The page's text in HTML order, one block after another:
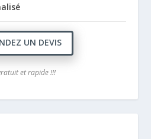
UN DEVIS
et rapide !!!